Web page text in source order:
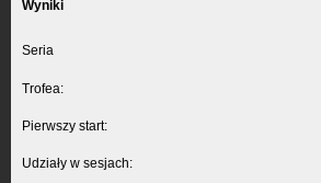
Wyniki
Seria
Trofea:
Pierwszy start:
Udziały w sesjach: